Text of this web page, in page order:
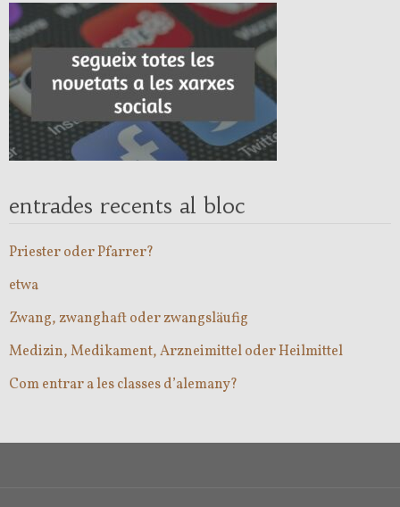
entrades recents al bloc
Priester oder Pfarrer?
etwa
Zwang, zwanghaft oder zwangsläufig
Medizin, Medikament, Arzneimittel oder Heilmittel
Com entrar a les classes d’alemany?